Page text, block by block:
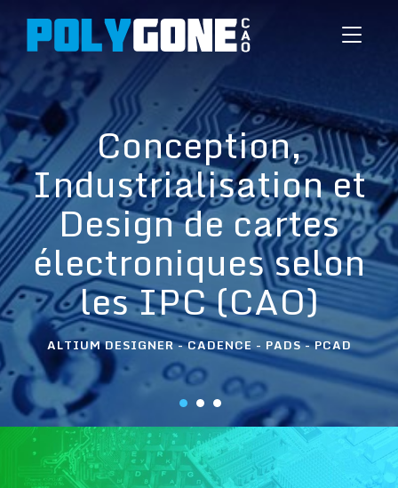
Toggle
Conception,
Industrialisation et
Design de cartes
électroniques selon
les IPC (CAO)
ALTIUM DESIGNER - CADENCE - PADS - PCAD
Expertise métier en
industrialisation et
layout complexe
selon les standards
IPC